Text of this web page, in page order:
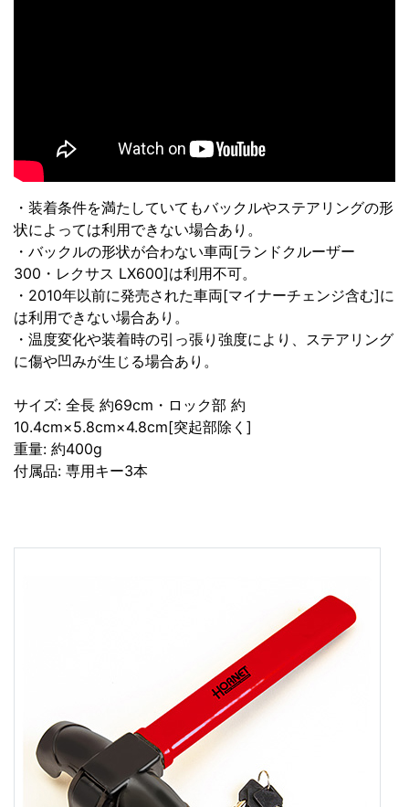
・装着条件を満たしていてもバックルやステアリングの形
状によっては利用できない場合あり。
・バックルの形状が合わない車両[ランドクルーザー
300・レクサス LX600]は利用不可。
・2010年以前に発売された車両[マイナーチェンジ含む]に
は利用できない場合あり。
・温度変化や装着時の引っ張り強度により、ステアリング
に傷や凹みが生じる場合あり。
サイズ: 全長 約69cm・ロック部 約
10.4cm×5.8cm×4.8cm[突起部除く]
重量: 約400g
付属品: 専用キー3本